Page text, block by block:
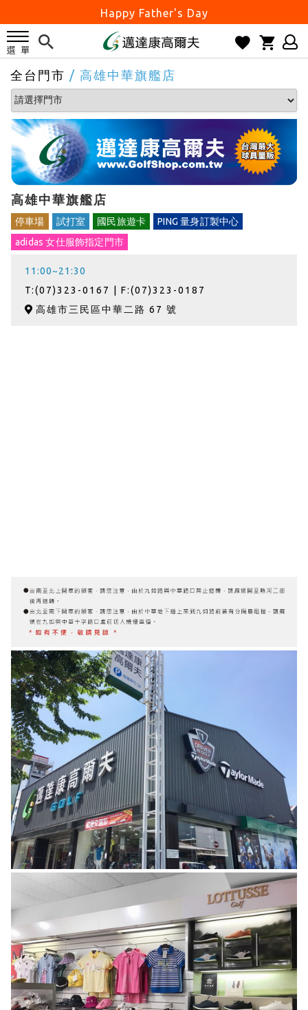
Happy Father's Day
父親節優惠實施中
7月份 門市免費試打日程 已公佈!
歡迎體驗公益店Friends Screen模擬器
刷台新卡滿 $6000 分 3 期 0 利率
Golf Point 會員回饋積點
消費滿 $2000 享免運
Happy Father's Day
父親節優惠實施中
7月份 門市免費試打日程 已公佈!
防詐騙! 勿信來路不明連結及優惠
全台門市 / 高雄中華旗艦店
高雄中華旗艦店
停車場 試打室 國民旅遊卡
PING 量身訂製中心
adidas 女仕服飾指定門市
11:00~21:30
T:(07)323-0167 | F:(07)323-0187
高雄市三民區中華二路 67 號